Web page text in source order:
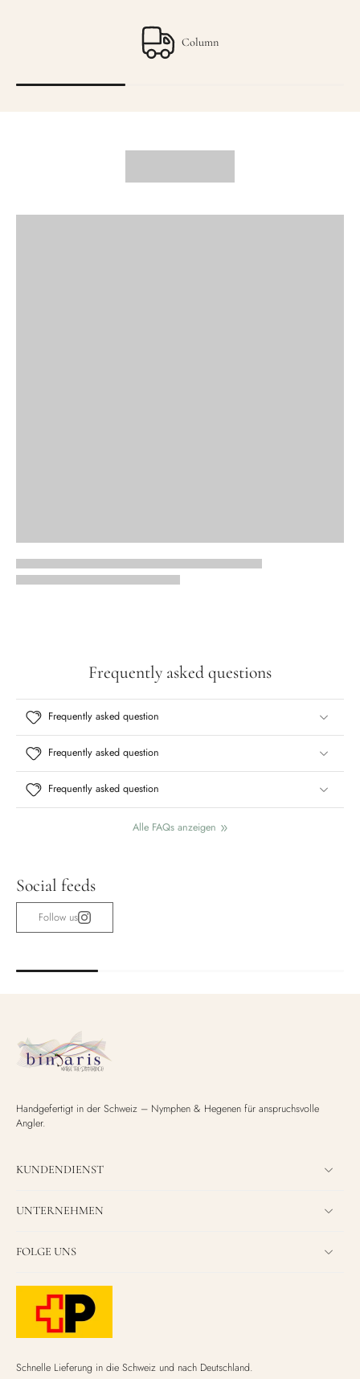
Column
Frequently asked questions
Frequently asked question
Frequently asked question
Frequently asked question
Alle FAQs anzeigen
Social feeds
Follow us
Handgefertigt in der Schweiz – Nymphen & Hegenen für anspruchsvolle
Angler.
KUNDENDIENST
UNTERNEHMEN
FOLGE UNS
Schnelle Lieferung in die Schweiz und nach Deutschland.